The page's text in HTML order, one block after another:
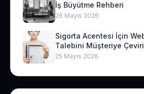
İş Büyütme Rehberi
26 Mayıs 2026
Sigorta Acentesi İçin
Talebini Müşteriye
25 Mayıs 2026